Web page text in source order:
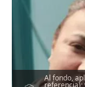
Al fondo,
referencia);